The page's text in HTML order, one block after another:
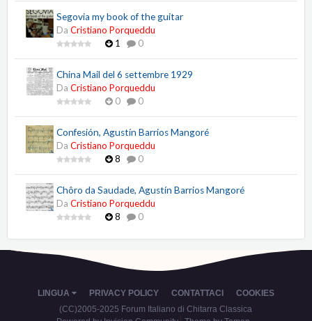
Segovia my book of the guitar
Da Cristiano Porqueddu
1
0
China Mail del 6 settembre 1929
Da Cristiano Porqueddu
0
0
Confesión, Agustín Barrios Mangoré
Da Cristiano Porqueddu
8
0
Chôro da Saudade, Agustín Barrios Mangoré
Da Cristiano Porqueddu
8
0
LINGUA PRIVACY POLICY CONTATTACI
COOKIES
(CC)2005-2025 Forum Italiano di Chitarra Classica